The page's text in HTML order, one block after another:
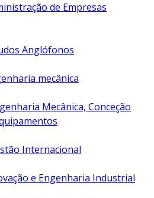
de Empresas
Anglófonos
mecânica
Mecânica, Conceção
Internacional
e Engenharia Industrial